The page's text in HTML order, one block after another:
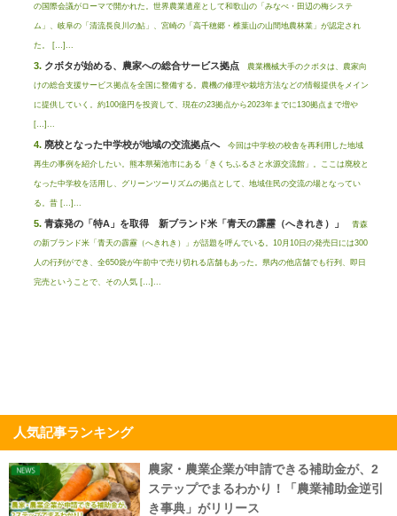
の国際会議がローマで開かれた。世界農業遺産として和歌山の「みなべ・田辺の梅システ
ム」、岐阜の「清流長良川の鮎」、宮崎の「高千穂郷・椎葉山の山間地農林業」が認定され
た。 […]...
クボタが始める、農家への総合サービス拠点
農業機械大手のクボタは、農家向
けの総合支援サービス拠点を全国に整備する。農機の修理や栽培方法などの情報提供をメイン
に提供していく。約100億円を投資して、現在の23拠点から2023年までに130拠点まで増や
[…]...
廃校となった中学校が地域の交流拠点へ
今回は中学校の校舎を再利用した地域
再生の事例を紹介したい。熊本県菊池市にある「きくちふるさと水源交流館」。ここは廃校と
なった中学校を活用し、グリーンツーリズムの拠点として、地域住民の交流の場となってい
る。昔 […]...
青森発の「特A」を取得 新ブランド米「青天の霹靂（へきれき）」
青森
の新ブランド米「青天の霹靂（へきれき）」が話題を呼んでいる。10月10日の発売日には300
人の行列ができ、全650袋が午前中で売り切れる店舗もあった。県内の他店舗でも行列、即日
完売ということで、その人気 […]...
人気記事ランキング
農家・農業企業が申請できる補助金が、2
ステップでまるわかり！「農業補助金逆引
き事典」がリリース